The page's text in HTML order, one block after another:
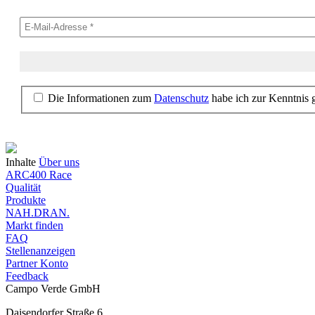
Die Informationen zum Datenschutz habe ich zur Kenntnis
Inhalte Über uns
ARC400 Race
Qualität
Produkte
NAH.DRAN.
Markt finden
FAQ
Stellenanzeigen
Partner Konto
Feedback
Campo Verde GmbH